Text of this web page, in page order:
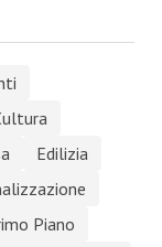
Edilizia
Piano